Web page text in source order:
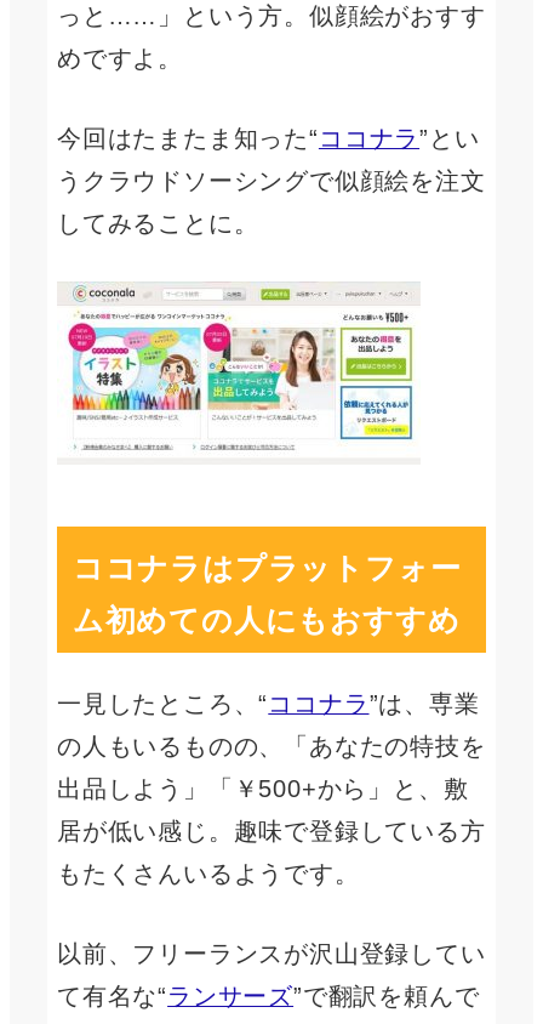
っと……」という方。似顔絵がおすす
めですよ。
今回はたまたま知った“ ココナラ”とい
うクラウドソーシングで似顔絵を注文
してみることに。
ココナラはプラットフォー
ム初めての人にもおすすめ
一見したところ、“ ココナラ”は、専業
の人もいるものの、「あなたの特技を
出品しよう」「￥500+から」と、敷
居が低い感じ。趣味で登録している方
もたくさんいるようです。
以前、フリーランスが沢山登録してい
て有名な“ランサーズ”で翻訳を頼んで